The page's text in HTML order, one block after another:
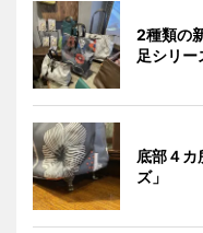
2種類の
足シリー
底部４カ
ズ」